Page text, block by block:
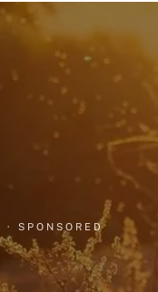
· SPONSORED